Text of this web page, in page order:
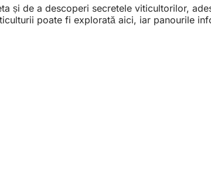
și de a descoperi secretele viticultorilor,
poate fi explorată aici, iar panourile